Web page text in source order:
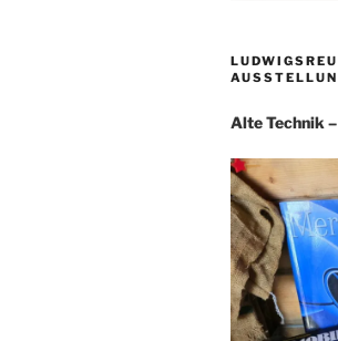
Alte Technik